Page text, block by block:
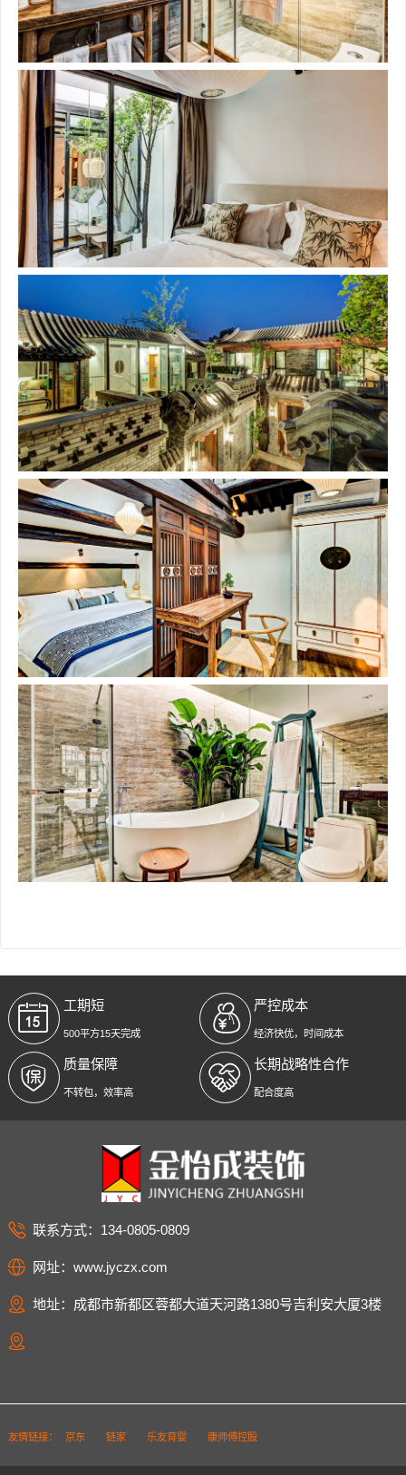
工期短
500平方15天完成
严控成本
经济快优，时间成本
质量保障
不转包，效率高
长期战略性合作
配合度高
联系方式：134-0805-0809
网址：www.jyczx.com
地址：成都市新都区蓉都大道天河路1380号吉利安大厦3楼
友情链接： 京东 链家 乐友育婴 康师傅控股